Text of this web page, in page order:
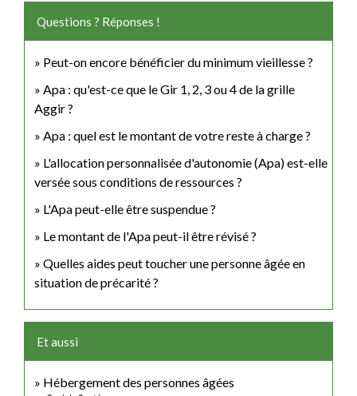
Questions ? Réponses !
Peut-on encore bénéficier du minimum vieillesse ?
Apa : qu'est-ce que le Gir 1, 2, 3 ou 4 de la grille
Aggir ?
Apa : quel est le montant de votre reste à charge ?
L'allocation personnalisée d'autonomie (Apa) est-elle
versée sous conditions de ressources ?
L'Apa peut-elle être suspendue ?
Le montant de l'Apa peut-il être révisé ?
Quelles aides peut toucher une personne âgée en
situation de précarité ?
Et aussi
Hébergement des personnes âgées